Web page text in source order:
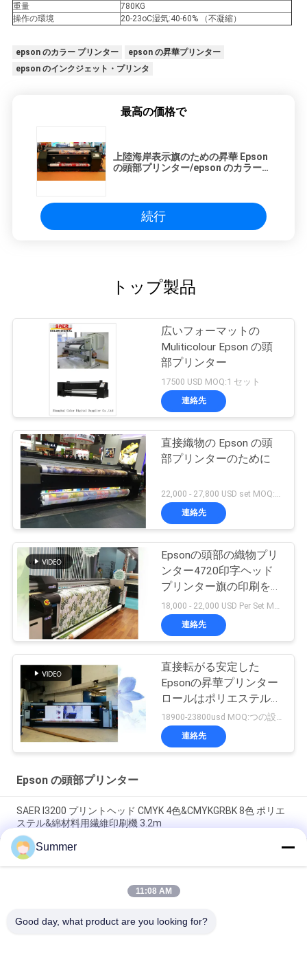
重量
780KG
操作の環境
20-23oC湿気:40-60% （不凝縮）
epson のカラー プリンター
epson の昇華プリンター
epson のインクジェット・プリンタ
最高の価格で
上陸海岸表示旗のための昇華 Epson
の頭部プリンター/epson のカラー
続行
トップ製品
広いフォーマットの
Muliticolour Epson の頭
部プリンター
17500 USD MOQ:1 セット
連絡先
直接織物の Epson の頭
部プリンターのために
連絡先
Epsonの頭部の織物プリ
ンター4720印字ヘッド
プリンター旗の印刷を転
がすデジタル ロール
連絡先
直接転がる安定した
Epsonの昇華プリンター
ロールはポリエステル生
地のために印刷します 18900-23800usd MOQ:つの設定
連絡先
Epson の頭部プリンター
SAER I3200 プリントヘッド CMYK 4色&CMYKGRBK 8色 ポリエ
ステル&綿材料用繊維印刷機 3.2m
Imprimante 2 メートル & 3.2 メートルデジタル繊維印刷機コッ
トン & ポリエステル素材用ファブリックプリンター
デジタル直射インクジェット 繊維 大型染料 亜酸化 織物印刷機
Summer
11:08 AM
Good day, what product are you looking for?